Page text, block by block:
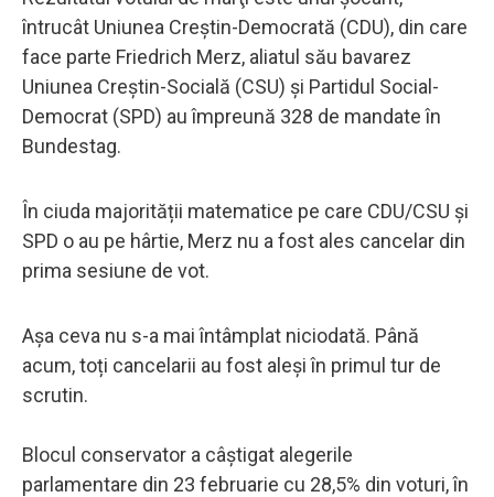
întrucât Uniunea Creştin-Democrată (CDU), din care
face parte Friedrich Merz, aliatul său bavarez
Uniunea Creştin-Socială (CSU) şi Partidul Social-
Democrat (SPD) au împreună 328 de mandate în
Bundestag.
În ciuda majorității matematice pe care CDU/CSU și
SPD o au pe hârtie, Merz nu a fost ales cancelar din
prima sesiune de vot.
Așa ceva nu s-a mai întâmplat niciodată. Până
acum, toți cancelarii au fost aleși în primul tur de
scrutin.
Blocul conservator a câştigat alegerile
parlamentare din 23 februarie cu 28,5% din voturi, în